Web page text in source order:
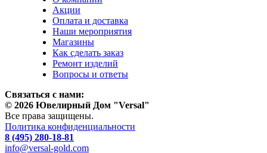
Акции
Оплата и доставка
Наши мероприятия
Магазины
Как сделать заказ
Ремонт изделий
Вопросы и ответы
Связаться с нами:
© 2026 Ювелирный Дом "Versal"
Все права защищены.
Политика конфиденциальности
8 (495) 280-18-81
info@versal-gold.com